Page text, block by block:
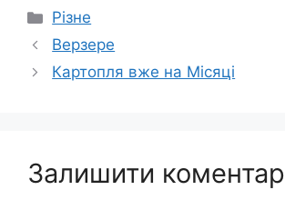
Категорії
Різне
Верзере
Картопля вже на Місяці
Залишити коментар